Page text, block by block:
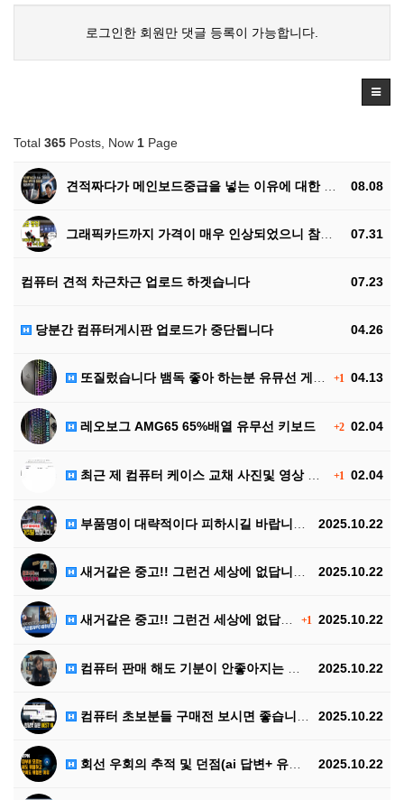
로그인한 회원만 댓글 등록이 가능합니다.
Total 365 Posts, Now 1 Page
08.08
견적짜다가 메인보드중급을 넣는 이유에 대한 설명영상이 …
07.31
그래픽카드까지 가격이 매우 인상되었으니 참조하세요
07.23
컴퓨터 견적 차근차근 업로드 하겟습니다
04.26
당분간 컴퓨터게시판 업로드가 중단됩니다
+1 04.13
또질렀습니다 뱀독 좋아 하는분 유뮤선 게이밍 75%배열…
+202.04
레오보그 AMG65 65%배열 유무선 키보드
+1 02.04
최근 제 컴퓨터 케이스 교채 사진및 영상 +숏츠 입니다
2025.10.22
부품명이 대략적이다 피하시길 바랍니다 ^^
2025.10.22
새거같은 중고!! 그런건 세상에 없답니다 ^^ 2탄
+1 2025.10.22
새거같은 중고!! 그런건 세상에 없답니다 ^^
2025.10.22
컴퓨터 판매 해도 기분이 안좋아지는 영상입니다 ^^(링…
2025.10.22
컴퓨터 초보분들 구매전 보시면 좋습니다!! 꽤 길어요
2025.10.22
회선 우회의 추적 및 던점(ai 답변+ 유투브 영상첨부…